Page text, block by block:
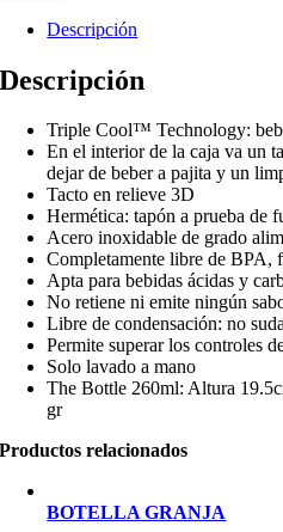
Descripción
Descripción
Triple Cool™ Technology:
En el interior de la caja va un
dejar de beber a pajita y un
Tacto en relieve 3D
Hermética: tapón a prueba de
Acero inoxidable de grado
Completamente libre de BPA,
Apta para bebidas ácidas y
No retiene ni emite ningún
Libre de condensación: no
Permite superar los controles
Solo lavado a mano
The Bottle 260ml: Altura
gr
Productos relacionados
BOTELLA GRANJA